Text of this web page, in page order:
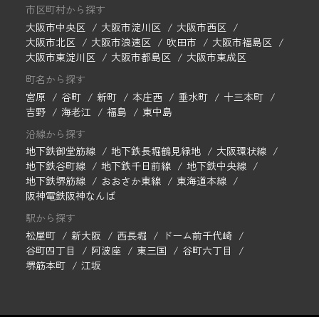
市区町村から探す
大阪市中央区
大阪市淀川区
大阪市西区
大阪市北区
大阪市浪速区 吹田市
大阪市福島区
大阪市東淀川区
大阪市都島区
大阪市東成区
町名から探す
宮原
谷町 新町 本庄西 垂水町
十三本町
吉野
海老江 福島
東中島
沿線から探す
地下鉄御堂筋線
地下鉄長堀鶴見緑地
大阪環状線
地下鉄谷町線
地下鉄千日前線
地下鉄中央線
地下鉄堺筋線
おおさか東線
東海道本線
阪神電鉄阪神なんば
駅から探す
松屋町
新大阪 西長堀
ドーム前千代崎
谷町四丁目
阿波座 東三国
谷町六丁目
堺筋本町
江坂